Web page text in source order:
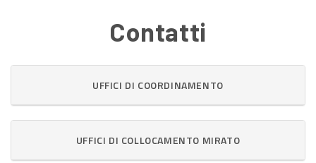
Contatti
UFFICI DI COORDINAMENTO
UFFICI DI COLLOCAMENTO MIRATO